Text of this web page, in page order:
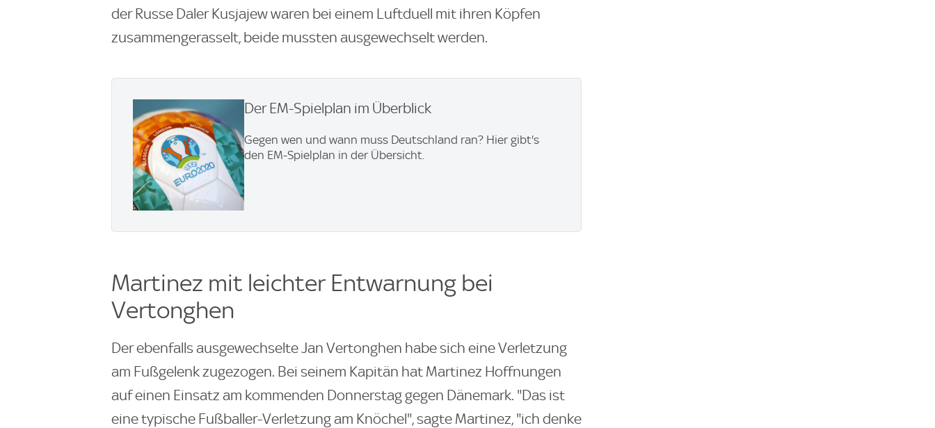
der Russe Daler Kusjajew waren bei einem Luftduell mit ihren Köpfen
zusammengerasselt, beide mussten ausgewechselt werden.
Der EM-Spielplan im Überblick
Gegen wen und wann muss Deutschland ran? Hier gibt's
den EM-Spielplan in der Übersicht.
Martinez mit leichter Entwarnung bei
Vertonghen
Der ebenfalls ausgewechselte Jan Vertonghen habe sich eine Verletzung
am Fußgelenk zugezogen. Bei seinem Kapitän hat Martinez Hoffnungen
auf einen Einsatz am kommenden Donnerstag gegen Dänemark. "Das ist
eine typische Fußballer-Verletzung am Knöchel", sagte Martinez, "ich denke